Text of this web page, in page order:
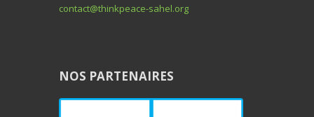
contact@thinkpeace-sahel.org
NOS PARTENAIRES